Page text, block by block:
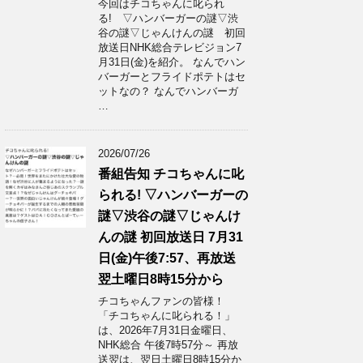
今回はチコちゃんに叱られ
る! ▽ハンバーガーの謎▽渋
谷の謎▽じゃんけんの謎 初回
放送日NHK総合テレビジョン7
月31日(金)を紹介。 なんでハン
バーガーとフライドポテトはセ
ットなの？ なんでハンバーガ
…
2026/07/26
番組告知 チコちゃんに叱
られる! ▽ハンバーガーの
謎▽渋谷の謎▽じゃんけ
んの謎 初回放送日 7月31
日(金)午後7:57、再放送
翌土曜日8時15分から
チコちゃんファンの皆様！
「チコちゃんに叱られる！」​
は、2026年7月31日金曜日、
NHK総合 午後7時57分～ 再放
送翌は、翌日土曜日8時15分か